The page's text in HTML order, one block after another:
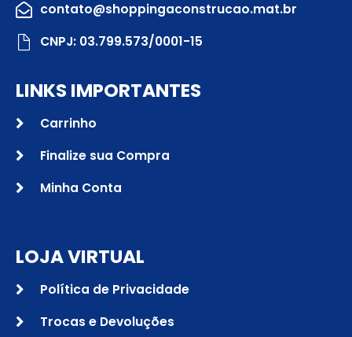
contato@shoppingaconstrucao.mat.br
CNPJ: 03.799.573/0001-15
LINKS IMPORTANTES
Carrinho
Finalize sua Compra
Minha Conta
LOJA VIRTUAL
Política de Privacidade
Trocas e Devoluções